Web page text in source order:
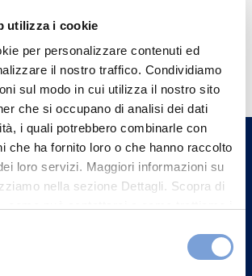
utilizza i cookie
per personalizzare contenuti ed
il nostro traffico. Condividiamo
sul modo in cui utilizza il nostro sito
che si occupano di analisi dei dati
i quali potrebbero combinarle con
che ha fornito loro o che hanno raccolto
loro servizi. Maggiori informazioni su
nella sezione Dettagli. Scopra di
del sito nella sezione "Informativa
di
più vicina a te e parla con